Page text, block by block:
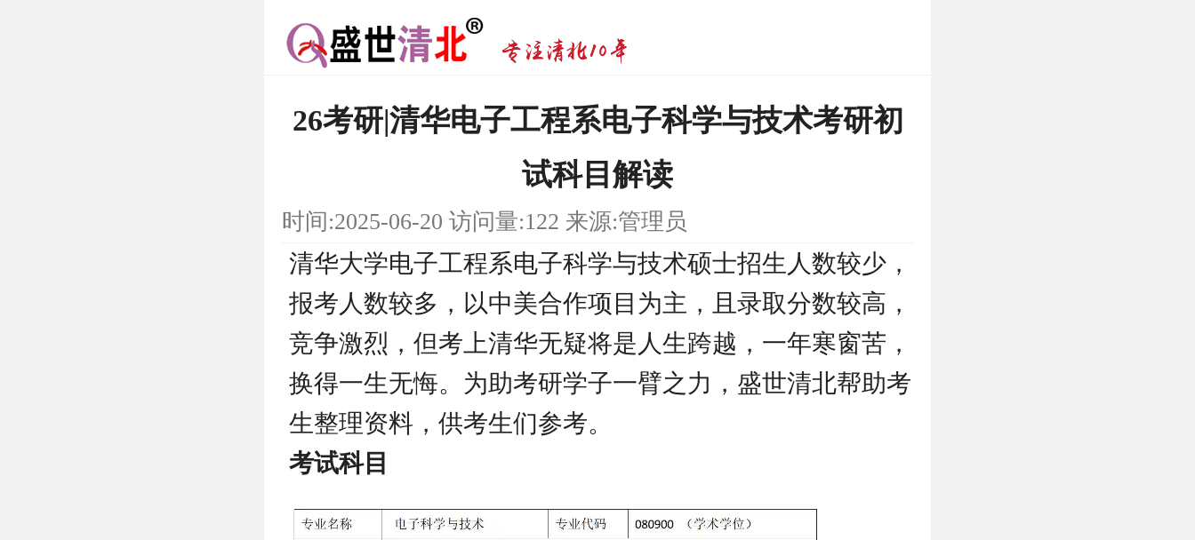
26考研|清华电子工程系电子科学与技术考研初
试科目解读
时间:2025-06-20 访问量:122 来源:管理员
清华大学电子工程系电子科学与技术硕士招生人数较少，
报考人数较多，以中美合作项目为主，且录取分数较高，
竞争激烈，但考上清华无疑将是人生跨越，一年寒窗苦，
换得一生无悔。为助考研学子一臂之力，盛世清北帮助考
生整理资料，供考生们参考。
考试科目